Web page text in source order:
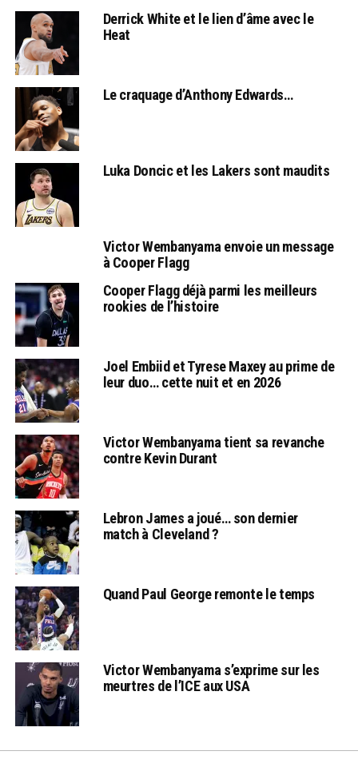
Derrick White et le lien d’âme avec le
Heat
Le craquage d’Anthony Edwards…
Luka Doncic et les Lakers sont maudits
Victor Wembanyama envoie un message
à Cooper Flagg
Cooper Flagg déjà parmi les meilleurs
rookies de l’histoire
Joel Embiid et Tyrese Maxey au prime de
leur duo… cette nuit et en 2026
Victor Wembanyama tient sa revanche
contre Kevin Durant
Lebron James a joué… son dernier
match à Cleveland ?
Quand Paul George remonte le temps
Victor Wembanyama s’exprime sur les
meurtres de l’ICE aux USA